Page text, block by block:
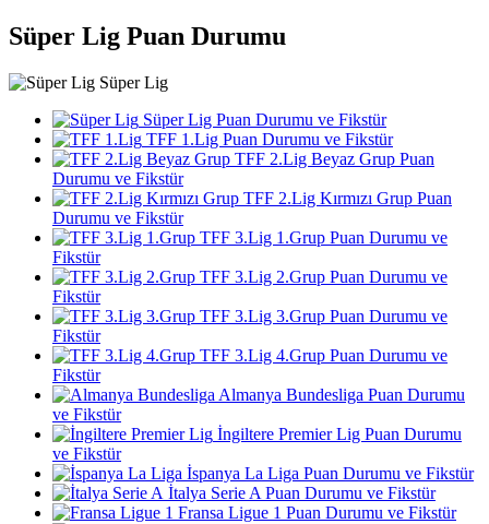
Süper Lig Puan Durumu
Süper Lig
Süper Lig Puan Durumu ve Fikstür
TFF 1.Lig Puan Durumu ve Fikstür
TFF 2.Lig Beyaz Grup Puan
Durumu ve Fikstür
TFF 2.Lig Kırmızı Grup Puan
Durumu ve Fikstür
TFF 3.Lig 1.Grup Puan Durumu ve
Fikstür
TFF 3.Lig 2.Grup Puan Durumu ve
Fikstür
TFF 3.Lig 3.Grup Puan Durumu ve
Fikstür
TFF 3.Lig 4.Grup Puan Durumu ve
Fikstür
Almanya Bundesliga Puan Durumu
ve Fikstür
İngiltere Premier Lig Puan Durumu
ve Fikstür
İspanya La Liga Puan Durumu ve Fikstür
İtalya Serie A Puan Durumu ve Fikstür
Fransa Ligue 1 Puan Durumu ve Fikstür